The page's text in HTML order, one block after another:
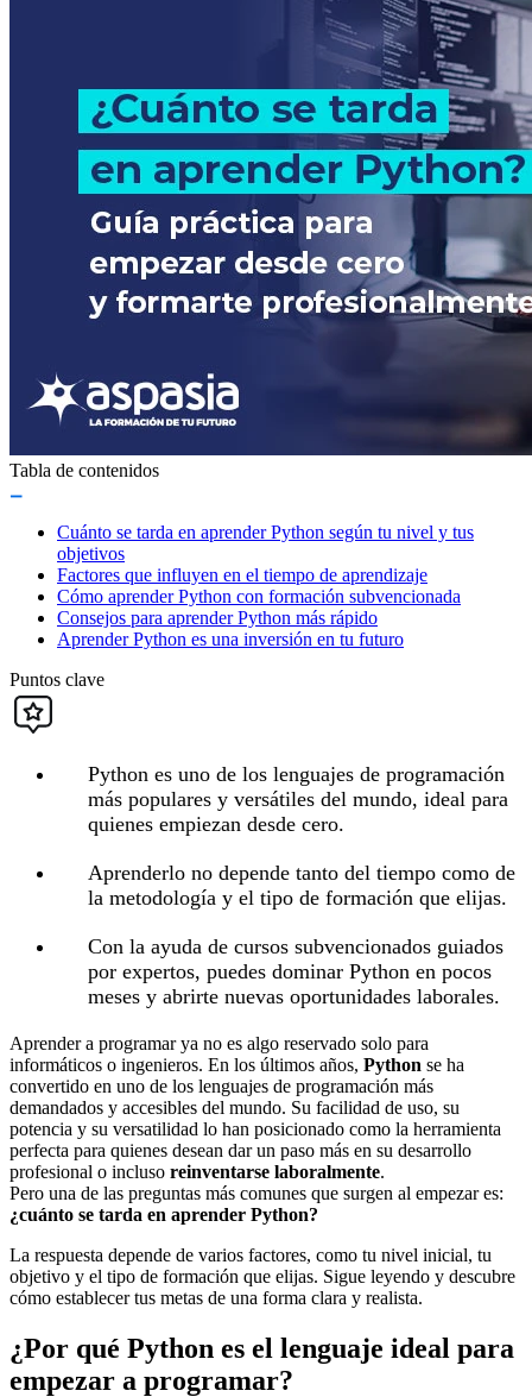
Tabla de contenidos
Cuánto se tarda en aprender Python según tu nivel y tus
objetivos
Factores que influyen en el tiempo de aprendizaje
Cómo aprender Python con formación subvencionada
Consejos para aprender Python más rápido
Aprender Python es una inversión en tu futuro
Puntos clave
Python es uno de los lenguajes de programación
más populares y versátiles del mundo, ideal para
quienes empiezan desde cero.
Aprenderlo no depende tanto del tiempo como de
la metodología y el tipo de formación que elijas.
Con la ayuda de cursos subvencionados guiados
por expertos, puedes dominar Python en pocos
meses y abrirte nuevas oportunidades laborales.
Aprender a programar ya no es algo reservado solo para
informáticos o ingenieros. En los últimos años, Python se ha
convertido en uno de los lenguajes de programación más
demandados y accesibles del mundo. Su facilidad de uso, su
potencia y su versatilidad lo han posicionado como la herramienta
perfecta para quienes desean dar un paso más en su desarrollo
profesional o incluso reinventarse laboralmente.
Pero una de las preguntas más comunes que surgen al empezar es:
¿cuánto se tarda en aprender Python?
La respuesta depende de varios factores, como tu nivel inicial, tu
objetivo y el tipo de formación que elijas. Sigue leyendo y descubre
cómo establecer tus metas de una forma clara y realista.
¿Por qué Python es el lenguaje ideal para
empezar a programar?